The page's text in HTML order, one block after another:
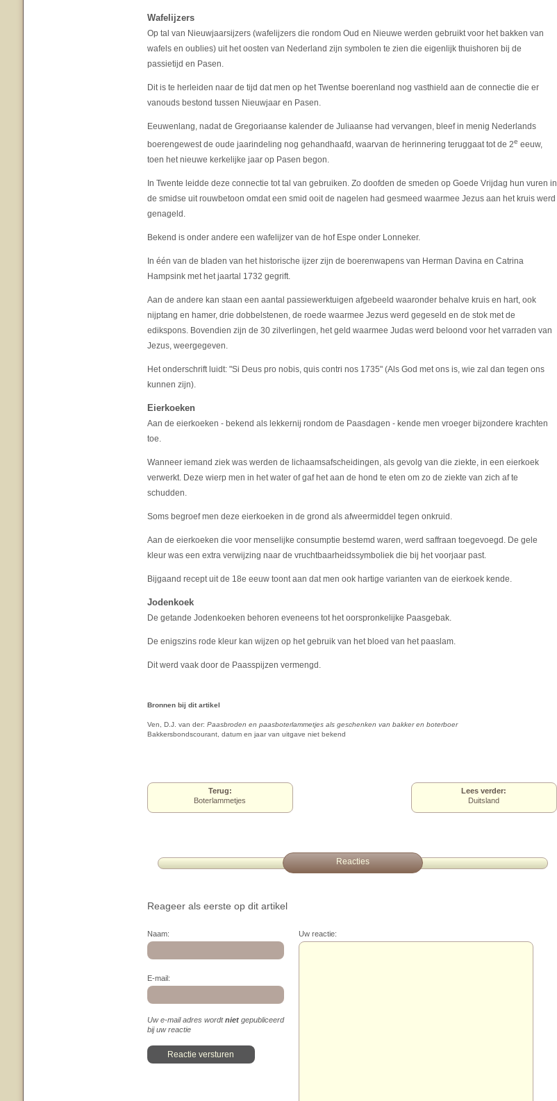
Wafelijzers
Op tal van Nieuwjaarsijzers (wafelijzers die rondom Oud en Nieuwe werden gebruikt voor het bakken van
wafels en oublies) uit het oosten van Nederland zijn symbolen te zien die eigenlijk thuishoren bij de
passietijd en Pasen.
Dit is te herleiden naar de tijd dat men op het Twentse boerenland nog vasthield aan de connectie die er
vanouds bestond tussen Nieuwjaar en Pasen.
Eeuwenlang, nadat de Gregoriaanse kalender de Juliaanse had vervangen, bleef in menig Nederlands
boerengewest de oude jaarindeling nog gehandhaafd, waarvan de herinnering teruggaat tot de 2e eeuw,
toen het nieuwe kerkelijke jaar op Pasen begon.
In Twente leidde deze connectie tot tal van gebruiken. Zo doofden de smeden op Goede Vrijdag hun vuren in
de smidse uit rouwbetoon omdat een smid ooit de nagelen had gesmeed waarmee Jezus aan het kruis werd
genageld.
Bekend is onder andere een wafelijzer van de hof Espe onder Lonneker.
In één van de bladen van het historische ijzer zijn de boerenwapens van Herman Davina en Catrina
Hampsink met het jaartal 1732 gegrift.
Aan de andere kan staan een aantal passiewerktuigen afgebeeld waaronder behalve kruis en hart, ook
nijptang en hamer, drie dobbelstenen, de roede waarmee Jezus werd gegeseld en de stok met de
edikspons. Bovendien zijn de 30 zilverlingen, het geld waarmee Judas werd beloond voor het varraden van
Jezus, weergegeven.
Het onderschrift luidt: "Si Deus pro nobis, quis contri nos 1735" (Als God met ons is, wie zal dan tegen ons
kunnen zijn).
Eierkoeken
Aan de eierkoeken - bekend als lekkernij rondom de Paasdagen - kende men vroeger bijzondere krachten
toe.
Wanneer iemand ziek was werden de lichaamsafscheidingen, als gevolg van die ziekte, in een eierkoek
verwerkt. Deze wierp men in het water of gaf het aan de hond te eten om zo de ziekte van zich af te
schudden.
Soms begroef men deze eierkoeken in de grond als afweermiddel tegen onkruid.
Aan de eierkoeken die voor menselijke consumptie bestemd waren, werd saffraan toegevoegd. De gele
kleur was een extra verwijzing naar de vruchtbaarheidssymboliek die bij het voorjaar past.
Bijgaand recept uit de 18e eeuw toont aan dat men ook hartige varianten van de eierkoek kende.
Jodenkoek
De getande Jodenkoeken behoren eveneens tot het oorspronkelijke Paasgebak.
De enigszins rode kleur kan wijzen op het gebruik van het bloed van het paaslam.
Dit werd vaak door de Paasspijzen vermengd.
Bronnen bij dit artikel
Ven, D.J. van der: Paasbroden en paasboterlammetjes als geschenken van bakker en boterboer
Bakkersbondscourant, datum en jaar van uitgave niet bekend
Terug:
Boterlammetjes
Lees verder:
Duitsland
Reacties
Reageer als eerste op dit artikel
Naam:
E-mail:
Uw e-mail adres wordtnietgepubliceerd
bij uw reactie
Uw reactie: